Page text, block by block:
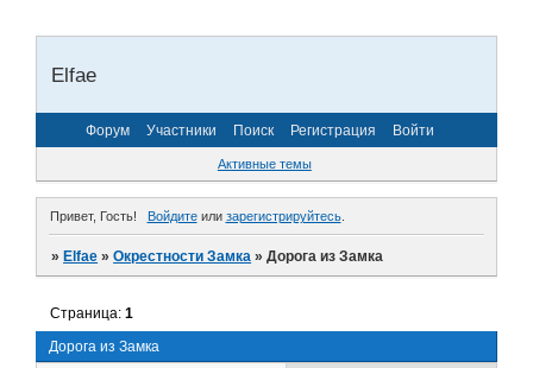
Elfae
Форум Участники Поиск Регистрация Войти
Активные темы
Привет, Гость! Войдитеили зарегистрируйтесь.
»Elfae »Окрестности Замка »Дорога из Замка
Дорога из Замка
Страница:1